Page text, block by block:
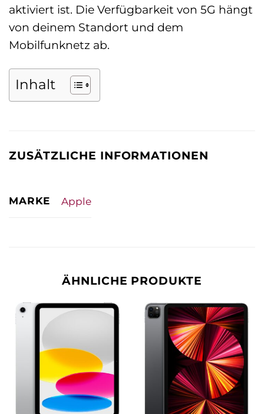
aktiviert ist. Die Verfügbarkeit von 5G hängt
von deinem Standort und dem
Mobilfunknetz ab.
Inhalt
ZUSÄTZLICHE INFORMATIONEN
MARKE Apple
ÄHNLICHE PRODUKTE